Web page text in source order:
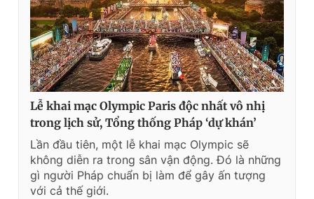
Lễ khai mạc Olympic Paris độc nhất vô nhị
trong lịch sử, Tổng thống Pháp ‘dự khán’
Lần đầu tiên, một lễ khai mạc Olympic sẽ
không diễn ra trong sân vận động. Đó là những
gì người Pháp chuẩn bị làm để gây ấn tượng
với cả thế giới.